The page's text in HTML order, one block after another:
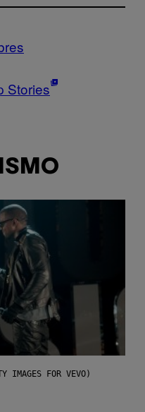
Stories
IMAGES FOR VEVO)